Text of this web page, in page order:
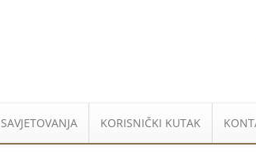
SAVJETOVANJA KORISNIČKI KUTAK